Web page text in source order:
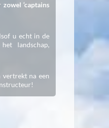
‘captains
u echt in de
landschap,
vertrekt na een